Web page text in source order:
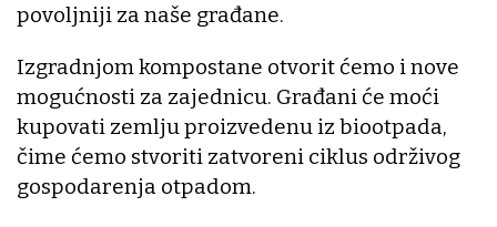
povoljniji za naše građane.
Izgradnjom kompostane otvorit ćemo i nove
mogućnosti za zajednicu. Građani će moći
kupovati zemlju proizvedenu iz biootpada,
čime ćemo stvoriti zatvoreni ciklus održivog
gospodarenja otpadom.